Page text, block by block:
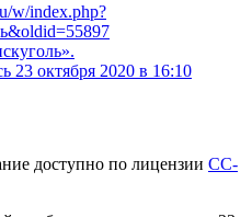
w/index.php?
23 октября 2020 в 16:10
доступно по лицензии CC-